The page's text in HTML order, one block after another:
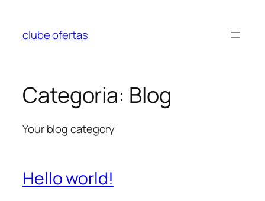
clube ofertas
Categoria: Blog
Your blog category
Hello world!